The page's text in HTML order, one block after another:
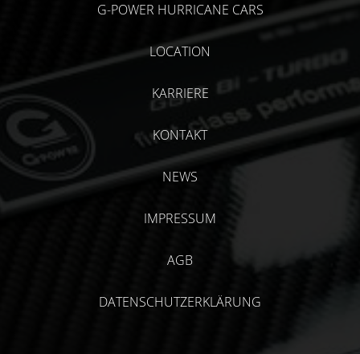
G-POWER HURRICANE CARS
LOCATION
KARRIERE
KONTAKT
NEWS
IMPRESSUM
AGB
DATENSCHUTZERKLÄRUNG